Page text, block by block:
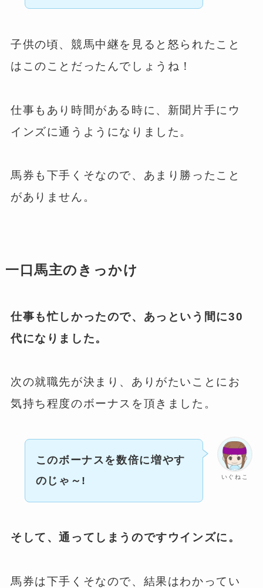
子供の頃、競馬中継を見ると怒られたこと
はこのことだったんでしょうね！
仕事もあり時間がある時に、新聞片手にウ
インズに通うようになりました。
馬券も下手くそなので、あまり勝ったこと
がありません。
一口馬主のきっかけ
仕事も忙しかったので、あっという間に30
代になりました。
次の就職先が決まり、ありがたいことにお
気持ち程度のボーナスを頂きました。
いぐねこ
このボーナスを数倍に増やす
のじゃ～!
そして、通ってしまうのですウインズに。
馬券は下手くそなので、結果はわかってい